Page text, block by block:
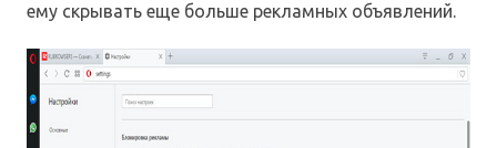
ему скрывать еще больше рекламных объявлений.